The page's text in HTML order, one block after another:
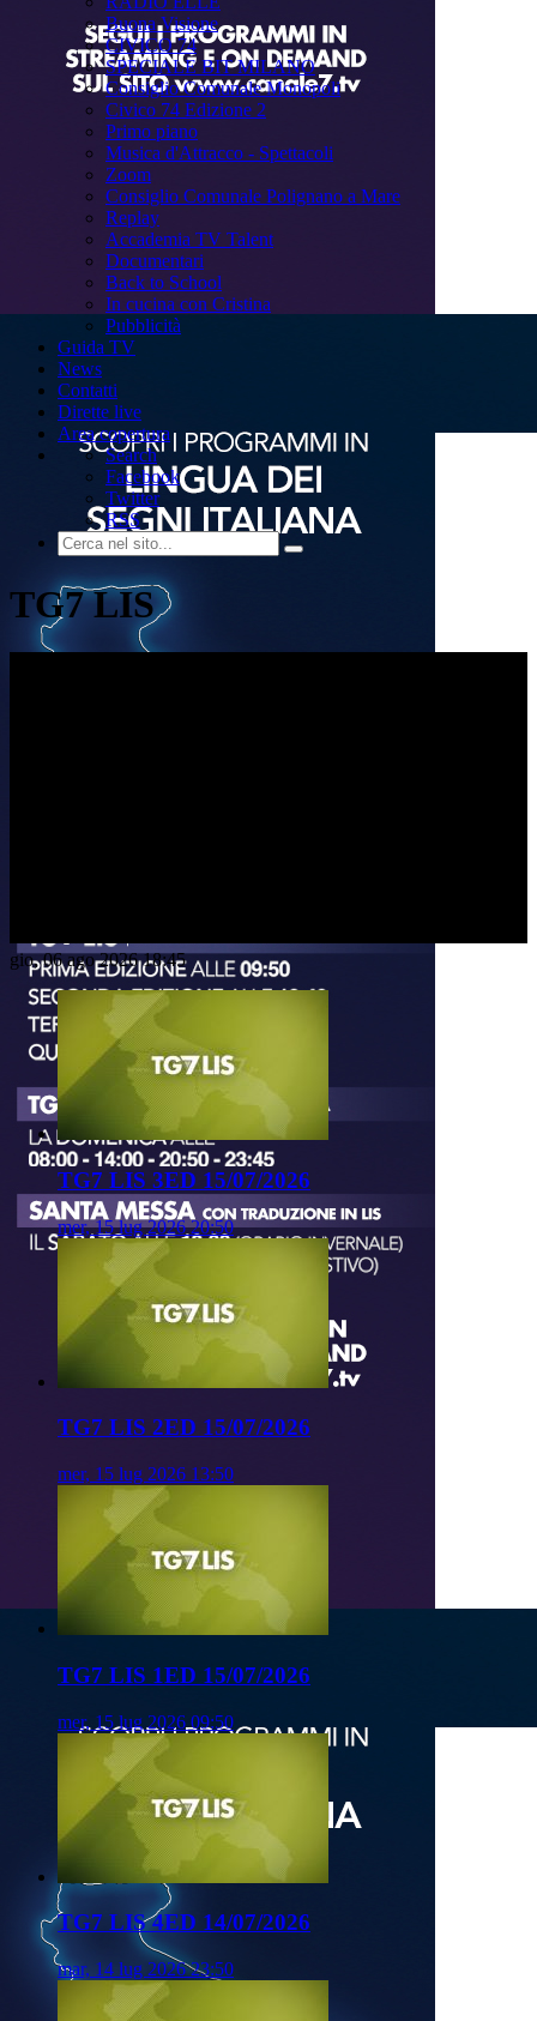
Buona Visione
CIVICO 74
SPECIALE BIT MILANO
Consiglio Comunale Monopoli
Civico 74 Edizione 2
Primo piano
Musica d'Attracco - Spettacoli
Zoom
Consiglio Comunale Polignano a Mare
Replay
Accademia TV Talent
Documentari
Back to School
In cucina con Cristina
Pubblicità
Guida TV
News
Contatti
Dirette live
Area copertura
Search
Facebook
Twitter
RSS
TG7 LIS
gio, 06 ago 2026 18:45
TG7 LIS 3ED 15/07/2026
mer, 15 lug 2026 20:50
TG7 LIS 2ED 15/07/2026
mer, 15 lug 2026 13:50
TG7 LIS 1ED 15/07/2026
mer, 15 lug 2026 09:50
TG7 LIS 4ED 14/07/2026
mar, 14 lug 2026 23:50